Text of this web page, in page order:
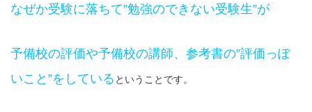
なぜか受験に落ちて”勉強のできない受験生”が
予備校の評価や予備校の講師、参考書の”評価っぽ
いこと”をしている ということです。